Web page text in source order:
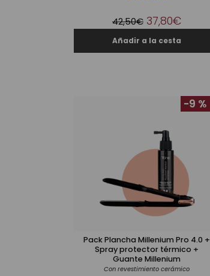
42,50€ 37,80€
Pack Plancha Millenium Pro 4.0 +
Spray protector térmico +
Guante Millenium
Con revestimiento cerámico
-9 %